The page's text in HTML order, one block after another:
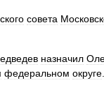
совета
назначил
федеральном округе